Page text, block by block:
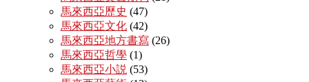
馬來西亞歷史 (47)
馬來西亞文化 (42)
馬來西亞地方書寫 (26)
馬來西亞哲學 (1)
馬來西亞小説 (53)